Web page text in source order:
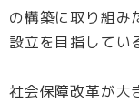
の構築に取り組み
設立を目指してい
社会保障改革が大